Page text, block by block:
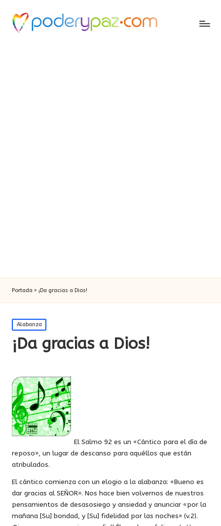
Portada » ¡Da gracias a Dios!
Publicada
en
Alabanza
¡Da gracias a Dios!
El Salmo 92 es un «Cántico para el día de
reposo», un lugar de descanso para aquéllos que están
atribulados.
El cántico comienza con un elogio a la alabanza: «Bueno es
dar gracias al SEÑOR». Nos hace bien volvernos de nuestros
pensamientos de desasosiego y ansiedad y anunciar «por la
mañana [Su] bondad, y [Su] fidelidad por las noches» (v.2).